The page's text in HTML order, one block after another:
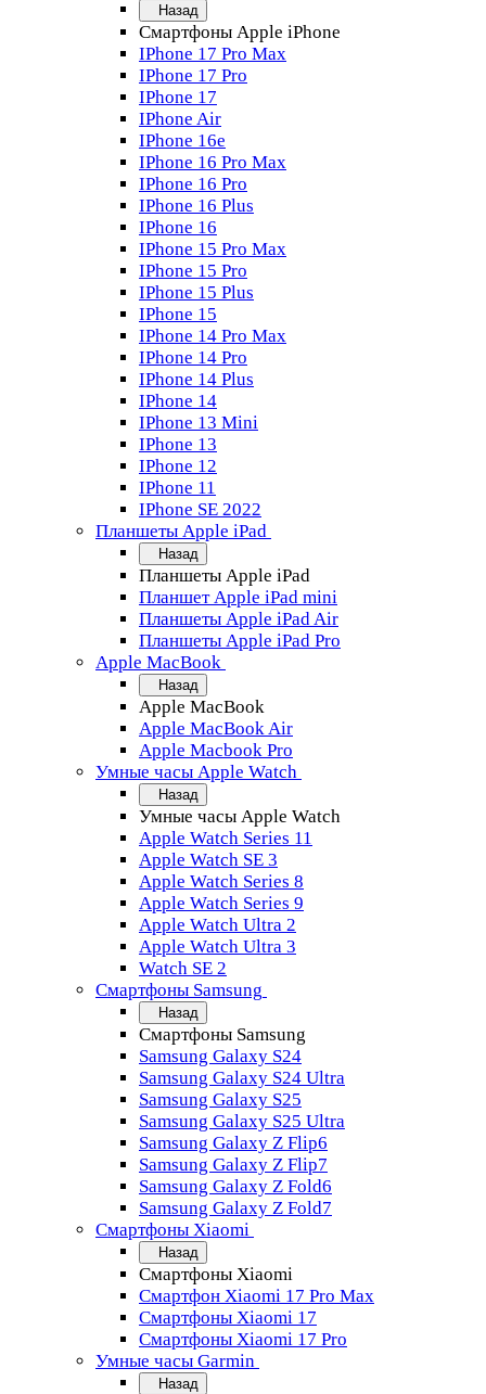
Назад
Смартфоны Apple iPhone
IPhone 17 Pro Max
IPhone 17 Pro
IPhone 17
IPhone Air
IPhone 16e
IPhone 16 Pro Max
IPhone 16 Pro
IPhone 16 Plus
IPhone 16
IPhone 15 Pro Max
IPhone 15 Pro
IPhone 15 Plus
IPhone 15
IPhone 14 Pro Max
IPhone 14 Pro
IPhone 14 Plus
IPhone 14
IPhone 13 Mini
IPhone 13
IPhone 12
IPhone 11
IPhone SE 2022
Планшеты Apple iPad
Назад
Планшеты Apple iPad
Планшет Apple iPad mini
Планшеты Apple iPad Air
Планшеты Apple iPad Pro
Apple MacBook
Назад
Apple MacBook
Apple MacBook Air
Apple Macbook Pro
Умные часы Apple Watch
Назад
Умные часы Apple Watch
Apple Watch Series 11
Apple Watch SE 3
Apple Watch Series 8
Apple Watch Series 9
Apple Watch Ultra 2
Apple Watch Ultra 3
Watch SE 2
Смартфоны Samsung
Назад
Смартфоны Samsung
Samsung Galaxy S24
Samsung Galaxy S24 Ultra
Samsung Galaxy S25
Samsung Galaxy S25 Ultra
Samsung Galaxy Z Flip6
Samsung Galaxy Z Flip7
Samsung Galaxy Z Fold6
Samsung Galaxy Z Fold7
Смартфоны Xiaomi
Назад
Смартфоны Xiaomi
Смартфон Xiaomi 17 Pro Max
Смартфоны Xiaomi 17
Смартфоны Xiaomi 17 Pro
Умные часы Garmin
Назад